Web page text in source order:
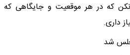
که در هر موقعیت و جایگاهی که
داری.
شد